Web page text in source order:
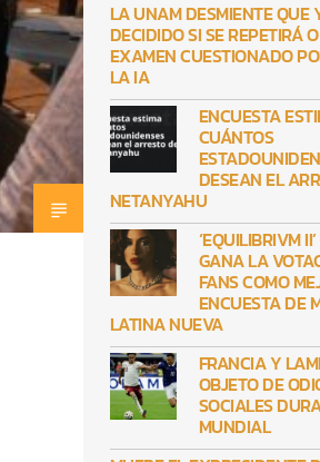
LA UNAM DESMIENTE QUE
DECIDIDO SI SE REPETIRÁ
EXAMEN CUESTIONADO
LA IA
ENCUESTA
CUÁNTOS
DESEAN EL
NETANYAHU
‘EQUILIBRIVM
GANA LA
FANS COMO
ENCUESTA DE
LATINA NUEVA
FRANCIA Y
OBJETO DE
SOCIALES
MUNDIAL